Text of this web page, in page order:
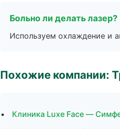
Больно ли делать лазер?
Используем охлаждение и
Похожие компании:
Клиника Luxe Face —